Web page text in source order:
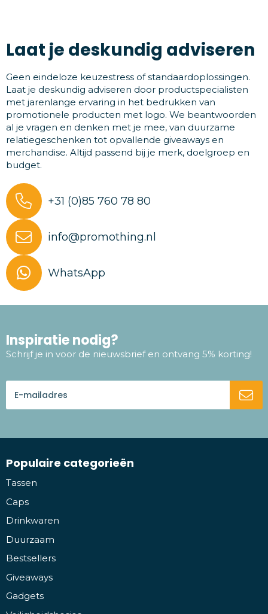
Laat je deskundig adviseren
Geen eindeloze keuzestress of standaardoplossingen.
Laat je deskundig adviseren door productspecialisten
met jarenlange ervaring in het bedrukken van
promotionele producten met logo. We beantwoorden
al je vragen en denken met je mee, van duurzame
relatiegeschenken tot opvallende giveaways en
merchandise. Altijd passend bij je merk, doelgroep en
budget.
+31 (0)85 760 78 80
info@promothing.nl
WhatsApp
Inspiratie nodig?
Schrijf je in voor de nieuwsbrief en ontvang 5% korting!
Populaire categorieën
Tassen
Caps
Drinkwaren
Duurzaam
Bestsellers
Giveaways
Gadgets